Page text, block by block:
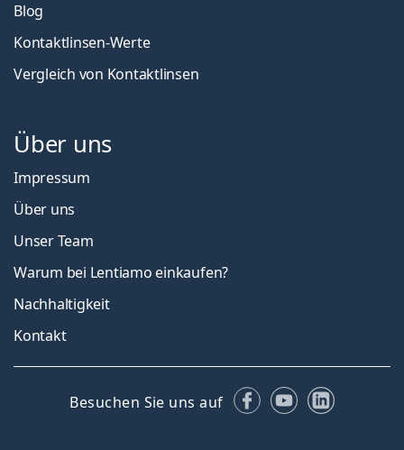
Blog
Kontaktlinsen-Werte
Vergleich von Kontaktlinsen
Über uns
Impressum
Über uns
Unser Team
Warum bei Lentiamo einkaufen?
Nachhaltigkeit
Kontakt
Besuchen Sie uns auf Facebook
YouTubeLinkedIn